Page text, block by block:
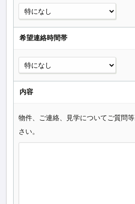
希望連絡時間帯
内容
物件、ご連絡、見学についてご質問
さい。